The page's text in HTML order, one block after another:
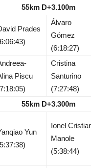
55km D+3.100m
Prades
Álvaro
Gómez
(6:18:27)
Piscu
Cristina
Santurino
(7:27:48)
55km D+3.300m
Yun
Ionel
Manole
(5:38:44)